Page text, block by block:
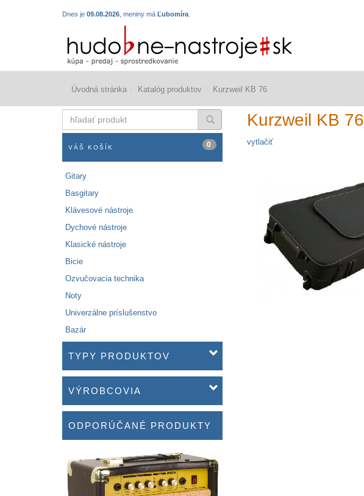
Dnes je 09.08.2026 , meniny má Ľubomíra
Úvodná stránka Katalóg produktov Kurzweil KB 76
produkt
VÁŠ KOŠÍK 0
Gitary
Basgitary
Klávesové nástroje
Dychové nástroje
Klasické nástroje
Bicie
Ozvučovacia technika
Noty
Univerzálne príslušenstvo
Bazár
TYPY PRODUKTOV
VÝROBCOVIA
ODPORÚČANÉ PRODUKTY
Kurzweil KB 76
vytlačiť